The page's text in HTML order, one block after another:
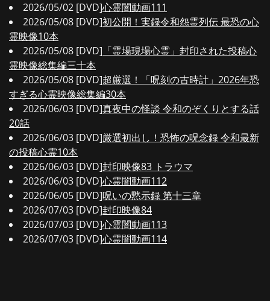
2026/05/02 [DVD]心霊闇動画111
2026/05/08 [DVD]初公開！実録令和怨霊列伝 最恐の心
霊映像10本
2026/05/08 [DVD] 「霊場現場心霊」封印された投稿心
霊映像総集編三十本
2026/05/08 [DVD]超厳選！「呪刻の古時計」2026年恐
すぎる心霊映像総集編30本
2026/06/03 [DVD]真夜中の怪談 令和のぞくりとする話
20話
2026/06/03 [DVD]厳選初出し！恐怖の呪念録 令和最新
の投稿心霊10本
2026/06/03 [DVD]封印映像83 トラウマ
2026/06/03 [DVD]心霊闇動画112
2026/06/05 [DVD]呪いの黙示録 第十三章
2026/07/03 [DVD]封印映像84
2026/07/03 [DVD]心霊闇動画113
2026/07/03 [DVD]心霊闇動画114